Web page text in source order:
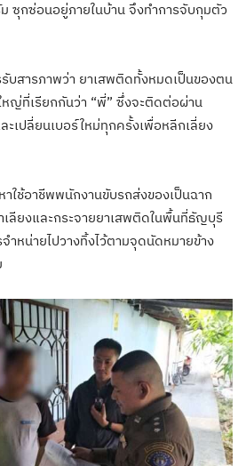
ซุกซ่อนอยู่ภายในบ้าน จึงทำการจับกุมตัว
บสารภาพว่า ยาเสพติดทั้งหมดเป็นของตน
หญ่ที่เรียกกันว่า “พี่” ซึ่งจะติดต่อผ่าน
ะเปลี่ยนเบอร์ใหม่ทุกครั้งเพื่อหลีกเลี่ยง
ใช้อาชีพพนักงานขับรถส่งของเป็นฉาก
เลียงและกระจายยาเสพติดในพื้นที่ธัญบุรี
ำหน่ายไปวางทิ้งไว้ตามจุดนัดหมายข้าง